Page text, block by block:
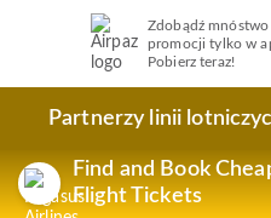
Zdobądź
promocji tylko w
Pobierz teraz!
Partnerzy linii
Find and Book
Flight Tickets